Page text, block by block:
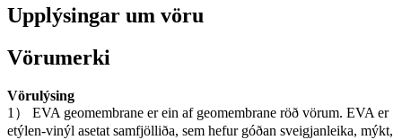
Upplýsingar um vöru
Vörumerki
Vörulýsing
1） EVA geomembrane er ein af geomembrane röð vörum. EVA er
etýlen-vinýl asetat samfjölliða, sem hefur góðan sveigjanleika, mýkt,